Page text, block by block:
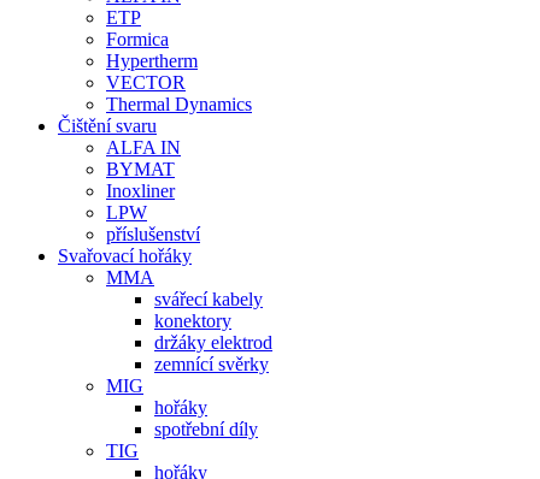
ETP
Formica
Hypertherm
VECTOR
Thermal Dynamics
Čištění svaru
ALFA IN
BYMAT
Inoxliner
LPW
příslušenství
Svařovací hořáky
MMA
svářecí kabely
konektory
držáky elektrod
zemnící svěrky
MIG
hořáky
spotřební díly
TIG
hořáky